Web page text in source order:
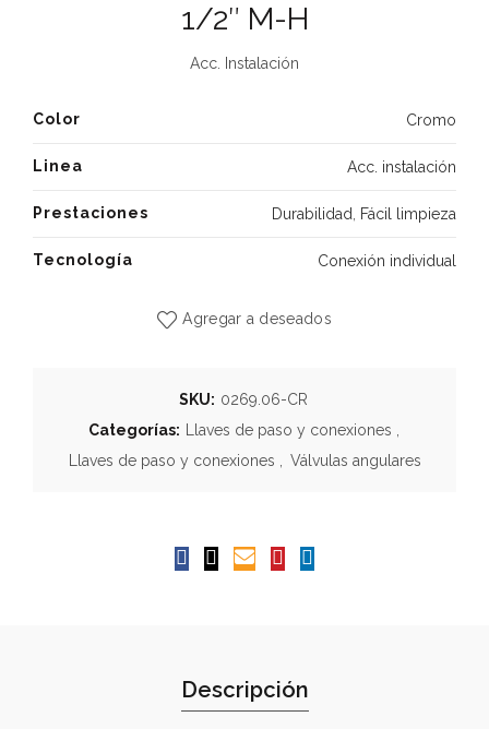
1/2″ M-H
Acc. Instalación
Color Cromo
Linea Acc. instalación
Prestaciones Durabilidad Fácil limpieza
Tecnología Conexión individual
Agregar a deseados
SKU: 0269.06-CR
Categorías:
Llaves de paso y conexiones
Llaves de paso y conexiones
Válvulas angulares
Descripción